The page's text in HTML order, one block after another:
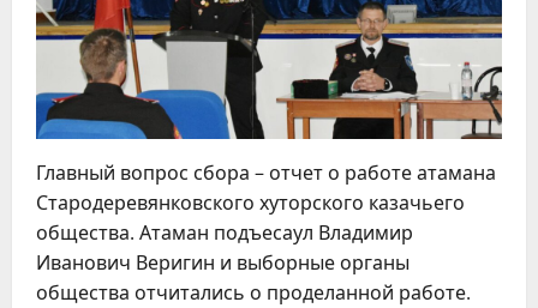
Главный вопрос сбора – отчет о работе атамана
Стародеревянковского хуторского казачьего
общества. Атаман подъесаул Владимир
Иванович Веригин и выборные органы
общества отчитались о проделанной работе.